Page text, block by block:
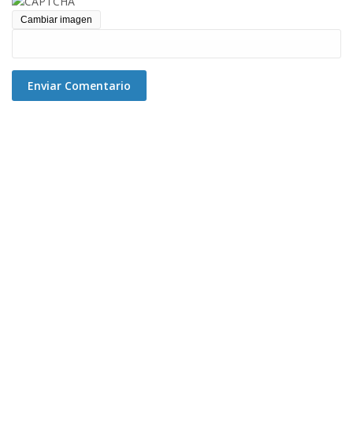
Cambiar imagen
Enviar Comentario